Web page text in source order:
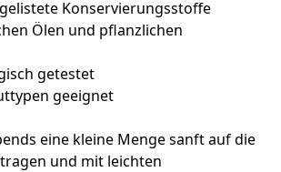
Konservierungsstoffe
Ölen und pflanzlichen
getestet
geeignet
eine kleine Menge sanft auf die
und mit leichten